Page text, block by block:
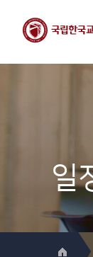
한국
대
일